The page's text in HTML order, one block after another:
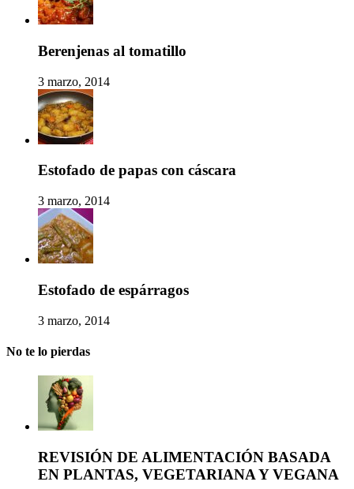
Berenjenas al tomatillo
3 marzo, 2014
Estofado de papas con cáscara
3 marzo, 2014
Estofado de espárragos
3 marzo, 2014
No te lo pierdas
REVISIÓN DE ALIMENTACIÓN BASADA
EN PLANTAS, VEGETARIANA Y VEGANA